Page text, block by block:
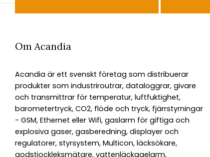
Om Acandia
Acandia är ett svenskt företag som distribuerar
produkter som industriroutrar, dataloggrar, givare
och transmittrar för temperatur, luftfuktighet,
barometertryck, CO2, flöde och tryck, fjärrstyrningar
- GSM, Ethernet eller Wifi, gaslarm för giftiga och
explosiva gaser, gasberedning, displayer och
regulatorer, styrsystem, Multicon, läcksökare,
godstjockleksmätare, vattenläckagelarm,